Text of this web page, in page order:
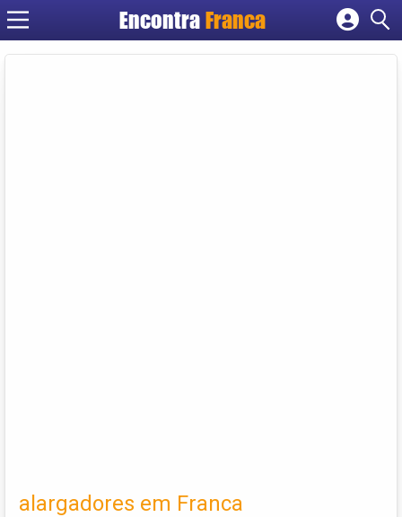
Encontra Franca
Cadastrar empresa
alargadores em Franca